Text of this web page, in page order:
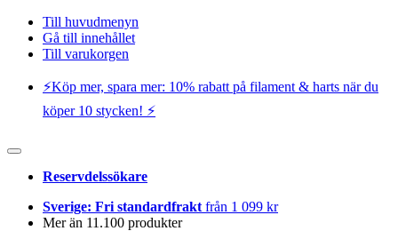
Till huvudmenyn
Gå till innehållet
Till varukorgen
⚡️Köp mer, spara mer: 10% rabatt på filament & harts när du
köper 10 stycken! ⚡️
Reservdelssökare
Sverige: Fri standardfrakt från 1 099 kr
Mer än 11.100 produkter